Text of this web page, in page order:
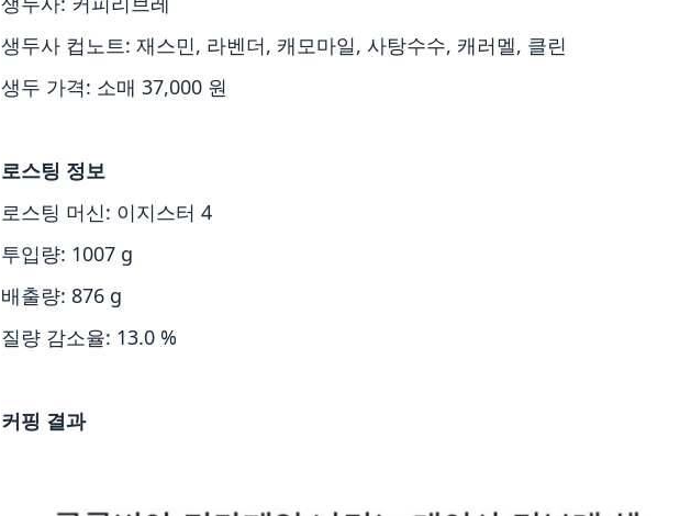
생두사 컵노트: 재스민, 라벤더, 캐모마일, 사탕수수, 캐러멜, 클린
생두 가격: 소매 37,000 원
로스팅 정보
로스팅 머신: 이지스터 4
투입량: 1007 g
배출량: 876 g
질량 감소율: 13.0 %
커핑 결과